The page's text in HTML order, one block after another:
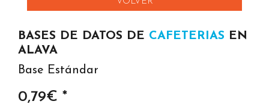
BASES DE DATOS DE CAFETERIAS EN
ALAVA
Base Estándar
0,79€ *